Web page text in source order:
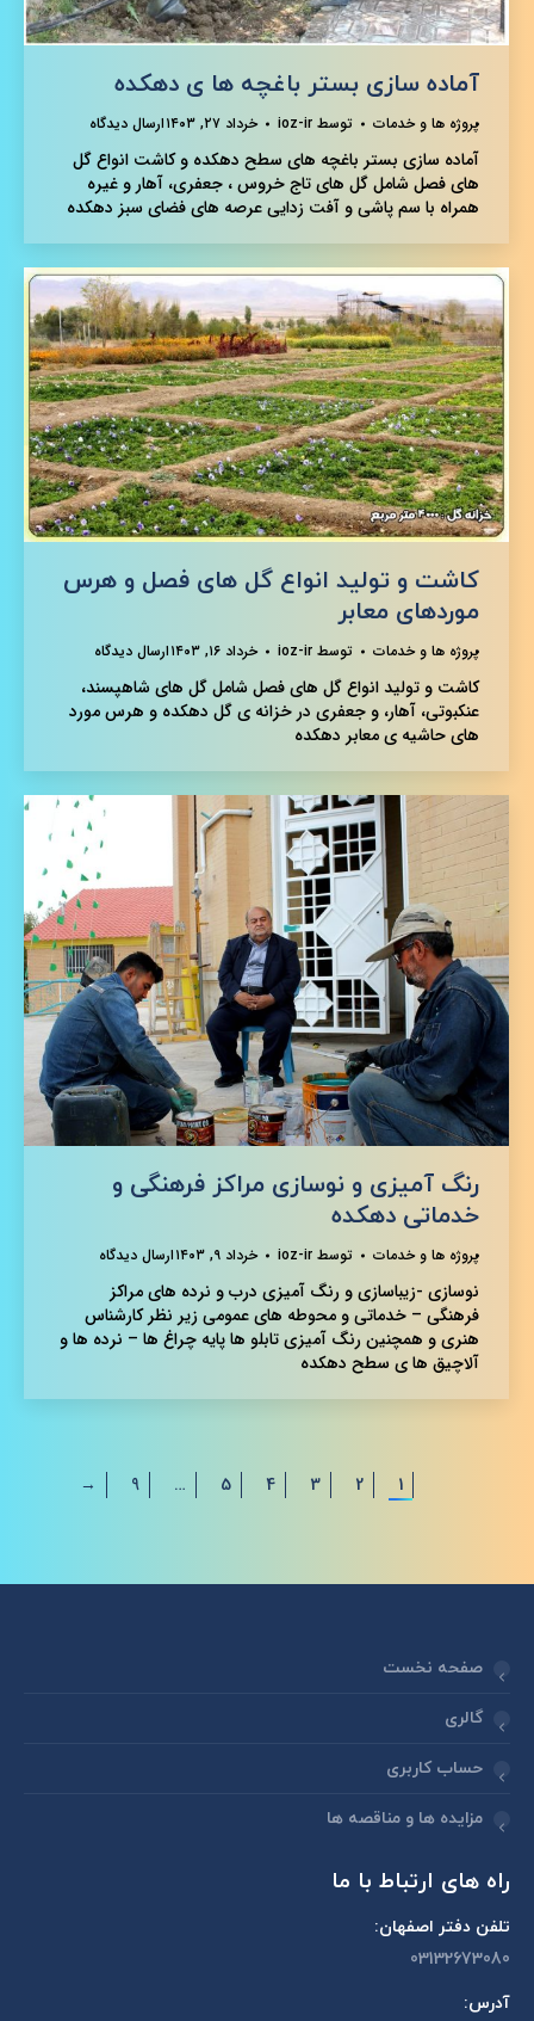
آماده سازی بستر باغچه ها ی دهکده
پروژه ها و خدمات توسط ioz-ir خرداد ۲۷, ۱۴۰۳ ارسال دیدگاه
آماده سازی بستر باغچه های سطح دهکده و کاشت انواع گل
های فصل شامل گل های تاج خروس ، جعفری، آهار و غیره
همراه با سم پاشی و آفت زدایی عرصه های فضای سبز دهکده
کاشت و تولید انواع گل های فصل و هرس
موردهای معابر
پروژه ها و خدمات توسط ioz-ir خرداد ۱۶, ۱۴۰۳ ارسال دیدگاه
کاشت و تولید انواع گل های فصل شامل گل های شاهپسند،
عنکبوتی، آهار، و جعفری در خزانه ی گل دهکده و هرس مورد
های حاشیه ی معابر دهکده
رنگ آمیزی و نوسازی مراکز فرهنگی و
خدماتی دهکده
پروژه ها و خدمات توسط ioz-ir خرداد ۹, ۱۴۰۳ ارسال دیدگاه
نوسازی -زیباسازی و رنگ آمیزی درب و نرده های مراکز
فرهنگی – خدماتی و محوطه های عمومی زیر نظر کارشناس
هنری و همچنین رنگ آمیزی تابلو ها پایه چراغ ها – نرده ها و
آلاچیق ها ی سطح دهکده
1
2
3
4
5
…
9
→
صفحه نخست
گالری
حساب کاربری
مزایده ها و مناقصه ها
راه های ارتباط با ما
تلفن دفتر اصفهان:
03132673080
آدرس: